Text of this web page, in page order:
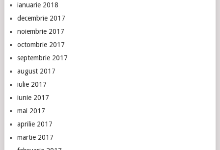
ianuarie 2018
decembrie 2017
noiembrie 2017
octombrie 2017
septembrie 2017
august 2017
iulie 2017
iunie 2017
mai 2017
aprilie 2017
martie 2017